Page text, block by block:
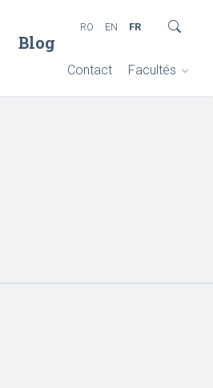
Blog
Contact Facultés
RO EN FR